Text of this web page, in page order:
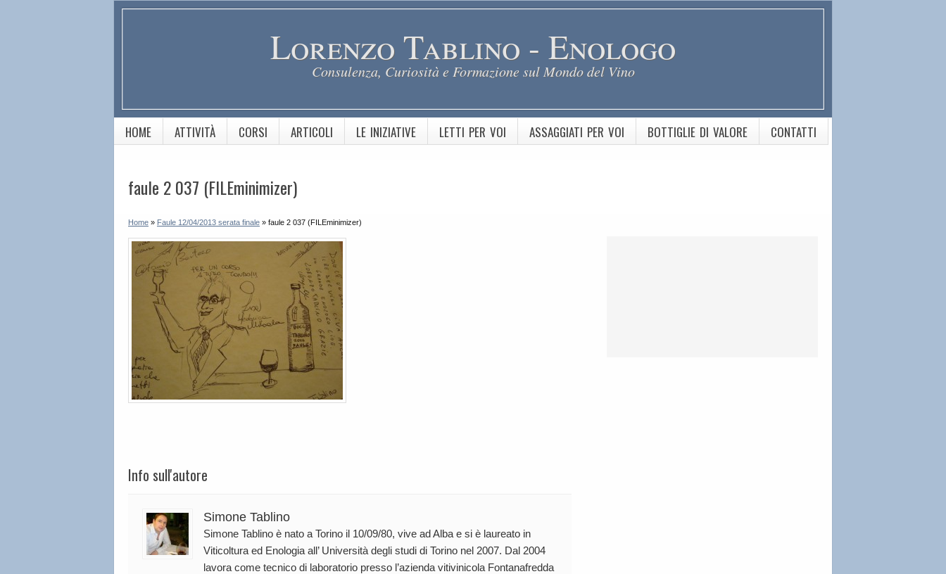
Lorenzo Tablino - Enologo
Consulenza, Curiosità e Formazione sul Mondo del Vino
HOME ATTIVITÀ CORSI ARTICOLI LE INIZIATIVE LETTI PER VOI ASSAGGIATI PER VOI BOTTIGLIE DI VALORE CONTATTI
faule 2 037 (FILEminimizer)
Home » Faule 12/04/2013 serata finale » faule 2 037 (FILEminimizer)
Info sull'autore
Simone Tablino
Simone Tablino è nato a Torino il 10/09/80, vive ad Alba e si è laureato in
Viticoltura ed Enologia all’ Università degli studi di Torino nel 2007. Dal 2004
lavora come tecnico di laboratorio presso l’azienda vitivinicola Fontanafredda